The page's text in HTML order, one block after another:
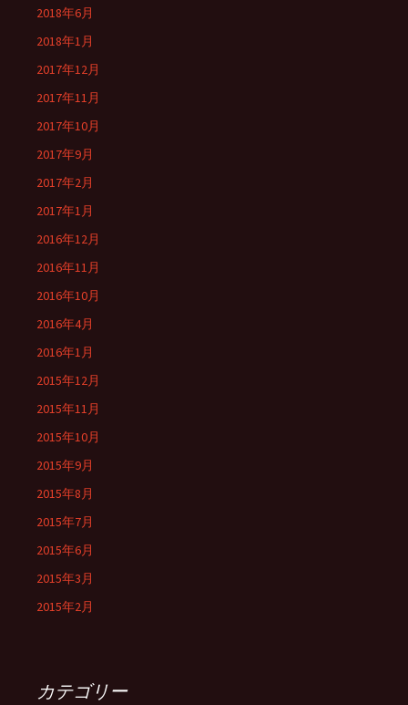
2018年6月
2018年1月
2017年12月
2017年11月
2017年10月
2017年9月
2017年2月
2017年1月
2016年12月
2016年11月
2016年10月
2016年4月
2016年1月
2015年12月
2015年11月
2015年10月
2015年9月
2015年8月
2015年7月
2015年6月
2015年3月
2015年2月
カテゴリー